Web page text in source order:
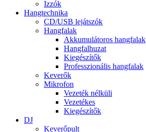
Izzók
Hangtechnika
CD/USB lejátszók
Hangfalak
Akkumulátoros hangfalak
Hangfalhuzat
Kiegészítők
Professzionális hangfalak
Keverők
Mikrofon
Vezeték nélküli
Vezetékes
Kiegészítők
DJ
Keverőpult